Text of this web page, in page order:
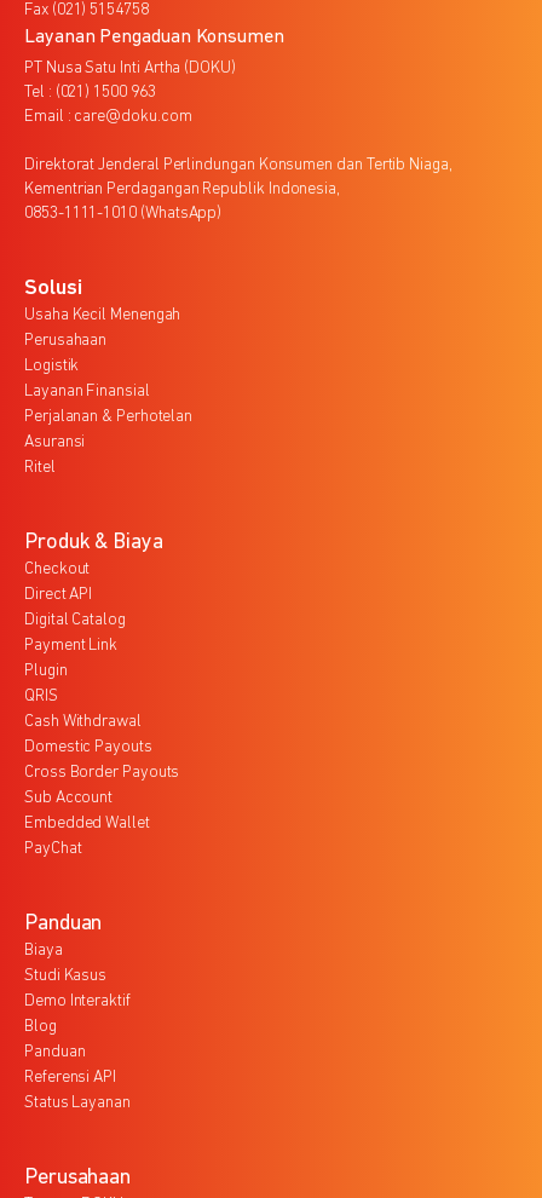
Fax (021) 5154758
Layanan Pengaduan Konsumen
PT Nusa Satu Inti Artha (DOKU)
Tel : (021) 1500 963
Email : care@doku.com
Direktorat Jenderal Perlindungan Konsumen dan Tertib Niaga,
Kementrian Perdagangan Republik Indonesia,
0853-1111-1010 (WhatsApp)
Solusi
Usaha Kecil Menengah
Perusahaan
Logistik
Layanan Finansial
Perjalanan & Perhotelan
Asuransi
Ritel
Produk & Biaya
Checkout
Direct API
Digital Catalog
Payment Link
Plugin
QRIS
Cash Withdrawal
Domestic Payouts
Cross Border Payouts
Sub Account
Embedded Wallet
PayChat
Panduan
Biaya
Studi Kasus
Demo Interaktif
Blog
Panduan
Referensi API
Status Layanan
Perusahaan